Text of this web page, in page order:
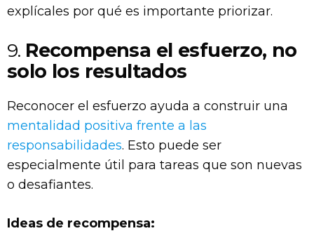
explícales por qué es importante priorizar.
9. Recompensa el esfuerzo, no
solo los resultados
Reconocer el esfuerzo ayuda a construir una
mentalidad positiva frente a las
responsabilidades. Esto puede ser
especialmente útil para tareas que son nuevas
o desafiantes.
Ideas de recompensa: